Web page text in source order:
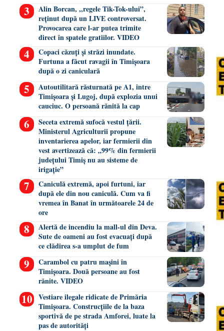
Alin Borcan, ,,regele Tik-Tok-ului”,
reținut după un LIVE controversat.
Provocarea care l-ar putea trimite
direct în spatele gratiilor. VIDEO
Copaci căzuți și străzi inundate.
Furtuna a făcut ravagii în Timișoara
după o zi caniculară
Autoutilitară răsturnată pe A1, între
Timișoara și Lugoj, după explozia unui
cauciuc. O persoană rănită la cap
Seceta extremă sufocă vestul țării.
Ministerul Agriculturii propune
inventarierea apelor, iar fermierii din
vest avertizează că: „99% din fermierii
județului Timiș nu au sisteme de
irigație”
Caniculă extremă, apoi furtuni, iar
după ele din nou caniculă. Cum va fi
vremea în Banat în următoarele 24 de
ore
Alertă de incendiu la mall-ul din Deva.
Sute de oameni au fost evacuați după
ce clădirea s-a umplut de fum
Carambol cu patru mașini în
Timișoara. Două persoane au fost
rănite. VIDEO
Vestiare ilegale ridicate de Primăria
Timișoara. Construcțiile de la baza
sportivă de pe strada Amforei, luate la
pas de autorități